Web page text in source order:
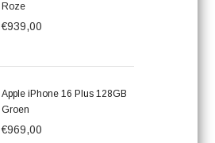
Roze
€939,00
Apple iPhone 16 Plus 128GB
Groen
€969,00